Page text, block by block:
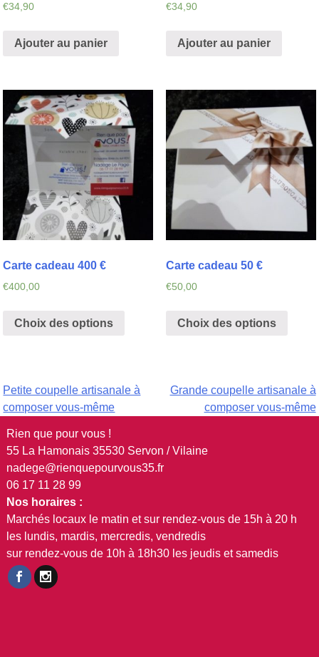
€34,90
Ajouter au panier
€34,90
Ajouter au panier
Carte cadeau 400 €
€400,00
Choix des options
Carte cadeau 50 €
€50,00
Choix des options
Navigation
de
l’article
Petite coupelle artisanale à
composer vous-même
Grande coupelle artisanale à
composer vous-même
Rien que pour vous !
55 La Hamonais 35530 Servon / Vilaine
nadege@rienquepourvous35.fr
06 17 11 28 99
Nos horaires :
Marchés locaux le matin et sur rendez-vous de 15h à 20 h
les lundis, mardis, mercredis, vendredis
sur rendez-vous de 10h à 18h30 les jeudis et samedis